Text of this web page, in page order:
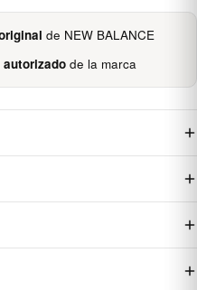
de NEW BALANCE
de la marca